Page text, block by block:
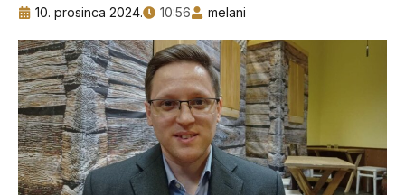
10. prosinca 2024. 10:56 melani